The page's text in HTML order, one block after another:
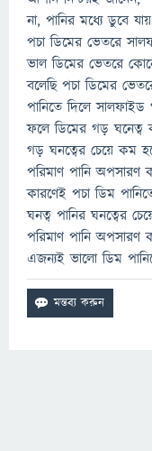
না, পানির মধ্যে ডুবে
পচা ডিমের ভেতরে
ভাল ডিমের ভেতরে
বলেছি পচা ডিমের
পানিতে দিলে
ফলে ডিমের গড় ঘনেত্ব
গড় ঘনত্বের চেয়ে কম
পরিমাণ পানি
কারণেই পচা ডিম
ঘনত্ব পানির ঘনত্বের
পরিমাণ পানি
এজন্যই ভালো ডিম